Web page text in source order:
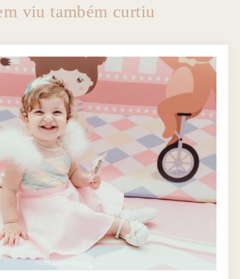
viu também curtiu